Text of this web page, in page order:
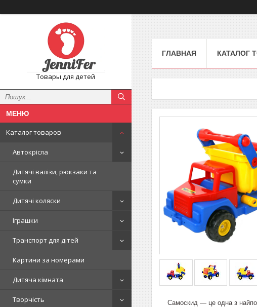
Товары для детей
Каталог товаров
Автокрісла
Дитячі валізи, рюкзаки та
сумки
Дитячі коляски
Іграшки
Транспорт для дітей
Картини за номерами
Дитяча кімната
Творчість
ГЛАВНАЯ КАТАЛОГ
Самоскид — це одна з